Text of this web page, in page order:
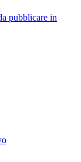
pubblicare in